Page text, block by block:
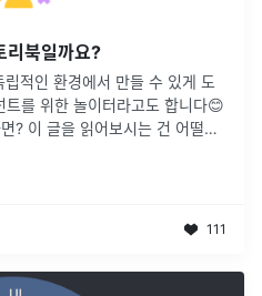
북일까요?
적인 환경에서 만들 수 있게 도
를 위한 놀이터라고도 합니다😊
? 이 글을 읽어보시는 건 어떨까
111